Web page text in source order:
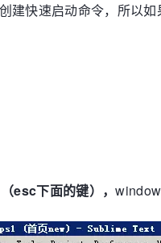
建快速启动命令，所以
esc下面的键），